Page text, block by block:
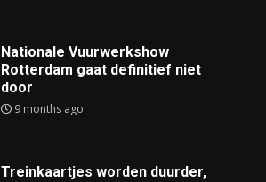
Nationale Vuurwerkshow
Rotterdam gaat definitief niet
door
9 months ago
Treinkaartjes worden duurder,